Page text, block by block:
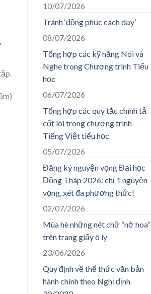
10/07/2026
Tránh ‘đồng phục cách dạy’
08/07/2026
Tổng hợp các kỹ năng Nói và
Nghe trong Chương trình Tiểu
học
06/07/2026
Tổng hợp các quy tắc chính tả
cốt lõi trong chương trình
Tiếng Việt tiểu học
05/07/2026
Đăng ký nguyện vọng Đại học
Đồng Tháp 2026: chỉ 1 nguyện
vọng, xét đa phương thức!
02/07/2026
Mùa hè những nét chữ “nở hoa”
trên trang giấy ô ly
23/06/2026
Quy định về thể thức văn bản
hành chính theo Nghị định